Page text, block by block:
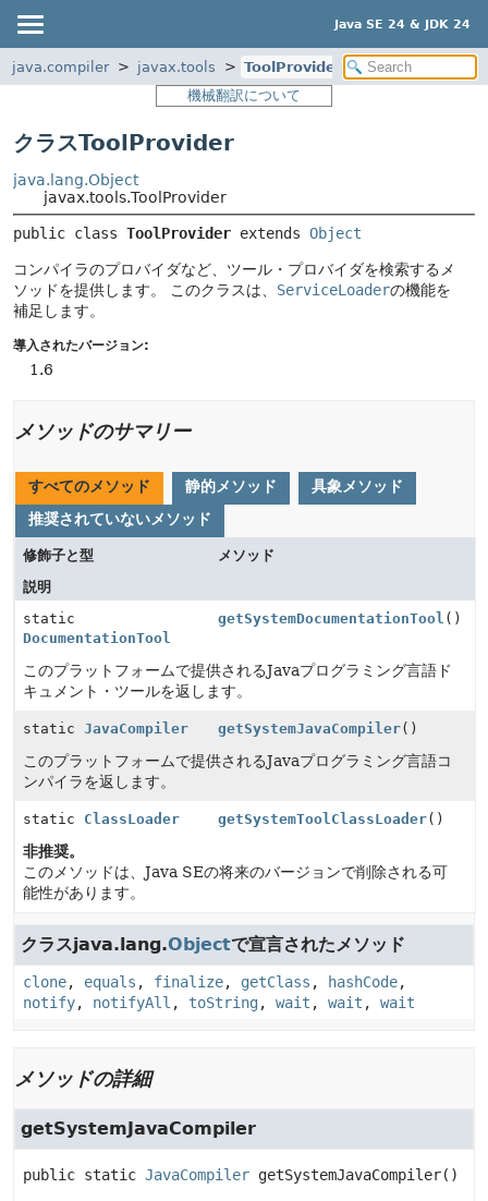
Java SE 24 & JDK 24
java.compiler javax.tools
ToolProvider
機械翻訳について
クラスToolProvider
java.lang.Object
javax.tools.ToolProvider
public class ToolProvider extends Object
コンパイラのプロバイダなど、ツール・プロバイダを検索するメ
ソッドを提供します。
このクラスは、 ServiceLoaderの機能を
補足します。
導入されたバージョン:
1.6
メソッドのサマリー
すべてのメソッド 静的メソッド
具象メソッド
推奨されていないメソッド
修飾子と型
メソッド
説明
static
DocumentationTool
getSystemDocumentationTool ()
このプラットフォームで提供されるJavaプログラミング言語ド
キュメント・ツールを返します。
static JavaCompiler getSystemJavaCompiler()
このプラットフォームで提供されるJavaプログラミング言語コ
ンパイラを返します。
static ClassLoader getSystemToolClassLoader()
非推奨。
このメソッドは、Java SEの将来のバージョンで削除される可
能性があります。
クラスjava.lang.Objectで宣言されたメソッド
clone, equals , finalize, getClass , hashCode,
notify, notifyAll , toString, wait , wait , wait
メソッドの詳細
getSystemJavaCompiler
public static JavaCompiler getSystemJavaCompiler()